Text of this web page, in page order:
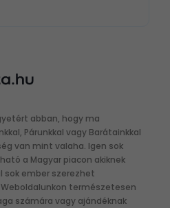
abban, hogy ma
Párunkkal vagy Barátainkkal
van mint valaha. Igen sok
a Magyar piacon akiknek
sok ember szerezhet
természetesen
számára vagy ajándéknak